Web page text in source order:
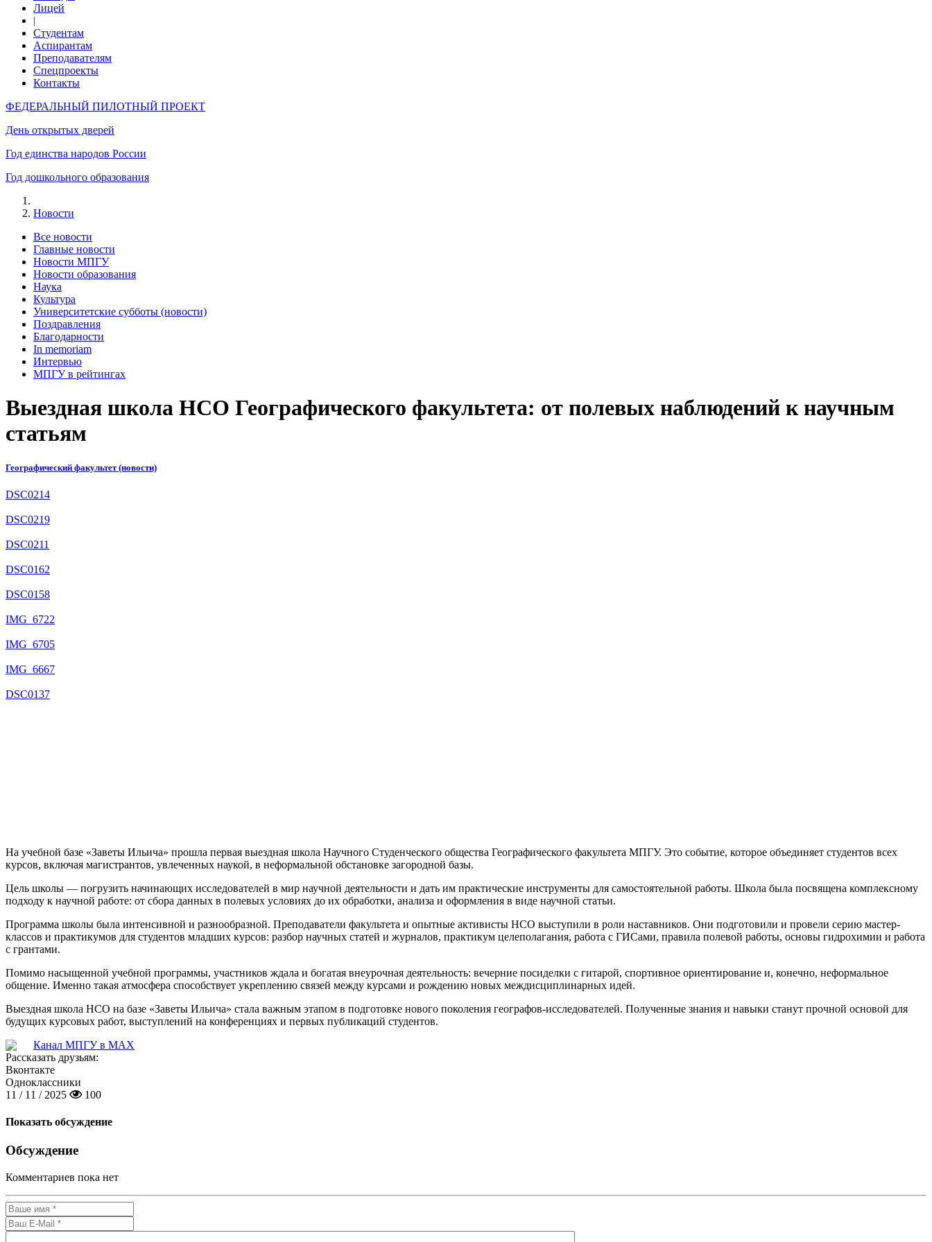
Лицей
|
Студентам
Аспирантам
Преподавателям
Спецпроекты
Контакты
ФЕДЕРАЛЬНЫЙ ПИЛОТНЫЙ ПРОЕКТ
День открытых дверей
Год единства народов России
Год дошкольного образования
Новости
Все новости
Главные новости
Новости МПГУ
Новости образования
Наука
Культура
Университетские субботы (новости)
Поздравления
Благодарности
In memoriam
Интервью
МПГУ в рейтингах
Выездная школа НСО Географического факультета: от полевых наблюдений к научным
статьям
Географический факультет (новости)
DSC0214
DSC0219
DSC0211
DSC0162
DSC0158
IMG_6722
IMG_6705
IMG_6667
DSC0137
На учебной базе «Заветы Ильича» прошла первая выездная школа Научного Студенческого общества Географического факультета МПГУ. Это событие, которое объединяет студентов всех
курсов, включая магистрантов, увлеченных наукой, в неформальной обстановке загородной базы.
Цель школы — погрузить начинающих исследователей в мир научной деятельности и дать им практические инструменты для самостоятельной работы. Школа была посвящена комплексному
подходу к научной работе: от сбора данных в полевых условиях до их обработки, анализа и оформления в виде научной статьи.
Программа школы была интенсивной и разнообразной. Преподаватели факультета и опытные активисты НСО выступили в роли наставников. Они подготовили и провели серию мастер-
классов и практикумов для студентов младших курсов: разбор научных статей и журналов, практикум целеполагания, работа с ГИСами, правила полевой работы, основы гидрохимии и работа
с грантами.
Помимо насыщенной учебной программы, участников ждала и богатая внеурочная деятельность: вечерние посиделки с гитарой, спортивное ориентирование и, конечно, неформальное
общение. Именно такая атмосфера способствует укреплению связей между курсами и рождению новых междисциплинарных идей.
Выездная школа НСО на базе «Заветы Ильича» стала важным этапом в подготовке нового поколения географов-исследователей. Полученные знания и навыки станут прочной основой для
будущих курсовых работ, выступлений на конференциях и первых публикаций студентов.
Канал МПГУ в MAX
Рассказать друзьям:
Вконтакте
Одноклассники
11 / 11 / 2025
100
Показать обсуждение
Обсуждение
Комментариев пока нет